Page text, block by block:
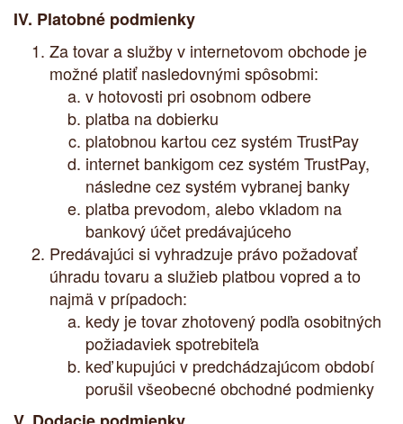
IV. Platobné podmienky
Za tovar a služby v internetovom obchode je
možné platiť nasledovnými spôsobmi:
v hotovosti pri osobnom odbere
platba na dobierku
platobnou kartou cez systém TrustPay
internet bankigom cez systém TrustPay,
následne cez systém vybranej banky
platba prevodom, alebo vkladom na
bankový účet predávajúceho
Predávajúci si vyhradzuje právo požadovať
úhradu tovaru a služieb platbou vopred a to
najmä v prípadoch:
kedy je tovar zhotovený podľa osobitných
požiadaviek spotrebiteľa
keď kupujúci v predchádzajúcom období
porušil všeobecné obchodné podmienky